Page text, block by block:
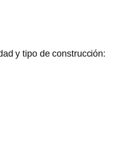
y tipo de construcción: